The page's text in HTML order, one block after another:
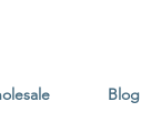
Blog